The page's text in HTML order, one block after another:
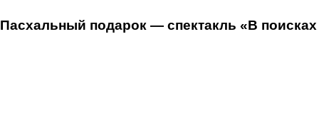
Пасхальный подарок — спектакль «В поисках